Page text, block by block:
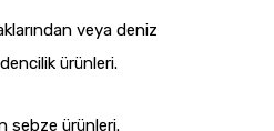
veya deniz
ürünleri.
sebze ürünleri.